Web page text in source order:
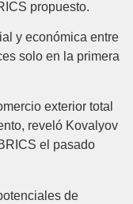
propuesto.
y económica entre
solo en la primera
exterior total
reveló Kovalyov
el pasado
de